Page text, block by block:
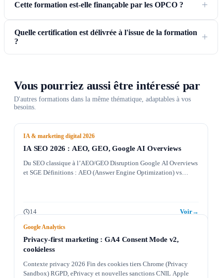
Cette formation est-elle finançable par les OPCO ?
Quelle certification est délivrée à l'issue de la formation
?
Vous pourriez aussi être intéressé par
D'autres formations dans la même thématique, adaptables à vos
besoins.
IA & marketing digital 2026
IA SEO 2026 : AEO, GEO, Google AI Overviews
Du SEO classique à l’AEO/GEO Disruption Google AI Overviews
et SGE Définitions : AEO (Answer Engine Optimization) vs…
14 Voir→
Google Analytics
Privacy-first marketing : GA4 Consent Mode v2,
cookieless
Contexte privacy 2026 Fin des cookies tiers Chrome (Privacy
Sandbox) RGPD, ePrivacy et nouvelles sanctions CNIL Apple